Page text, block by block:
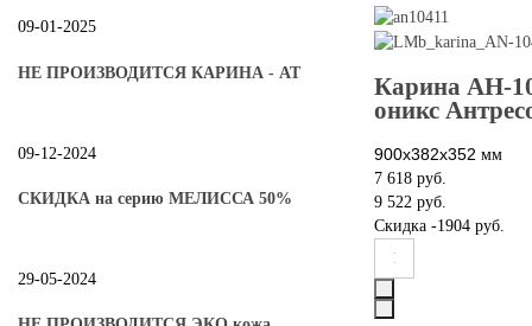
Карина АН-
оникс
900х382х352 мм
7 618 руб.
9 522 руб.
Скидка -1904 руб.
09-01-2025
НЕ ПРОИЗВОДИТСЯ КАРИНА - АТ
09-12-2024
СКИДКА на серию МЕЛИССА 50%
29-05-2024